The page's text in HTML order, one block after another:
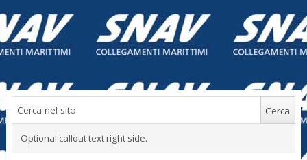
Optional callout text right side.